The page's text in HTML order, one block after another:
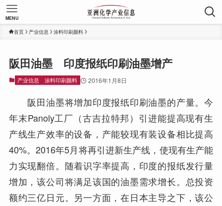
MENU
首页 产业信息 涂料印刷颜料
阪田油墨 印度报纸印刷油墨增产
产业信息 涂料印刷颜料 2016年1月8日
阪田油墨将增加印度报纸印刷油墨的产量。今
年末Panoly工厂（古吉拉特邦）引进能提高现有生
产线生产效率的设备，产能较现有装设备相比提高
40%。2016年5月将再引进新生产线，使现有生产能
力实现翻倍。随着识字率提高，印度的报纸发行量
增加，该公司将满足该国的油墨需求增长。总投资
额约三亿日元。另一方面，在日本主导之下，该公